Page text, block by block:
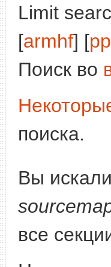
Limit
[armhf] [
Поиск во
поиска.
Вы
все